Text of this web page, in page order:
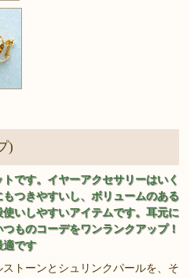
)
です。イヤーアクセサリーはいく
つきやすいし、ボリュームのある
いしやすいアイテムです。耳元に
ものコーデをワンランクアップ！
適です
トーンとシュリンクパールを、そ